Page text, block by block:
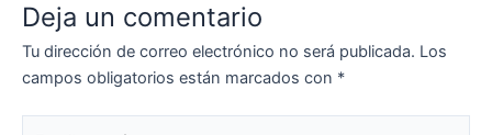
Deja un comentario
Tu dirección de correo electrónico no será publicada. Los
campos obligatorios están marcados con *